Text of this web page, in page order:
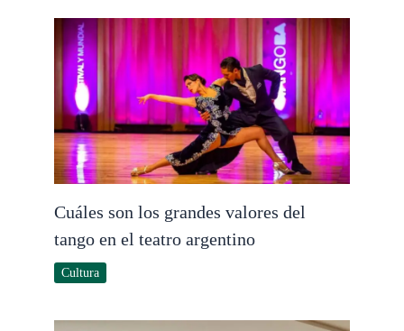
Cuáles son los grandes valores del
tango en el teatro argentino
Cultura